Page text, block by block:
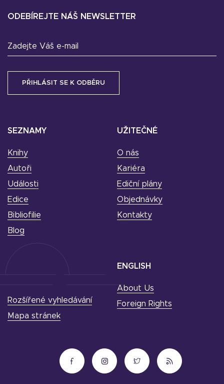
SEZNAMY
Knihy
Autoři
Události
Edice
Bibliofilie
Blog
UŽITEČNÉ
O nás
Kariéra
Ediční plány
Objednávky
Kontakty
ODEBÍREJTE NÁŠ NEWSLETTER
Zadejte Váš e-mail
ENGLISH
About Us
Foreign Rights
Rozšířené vyhledávání
Mapa stránek